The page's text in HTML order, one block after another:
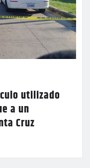
utilizado
a un
Cruz